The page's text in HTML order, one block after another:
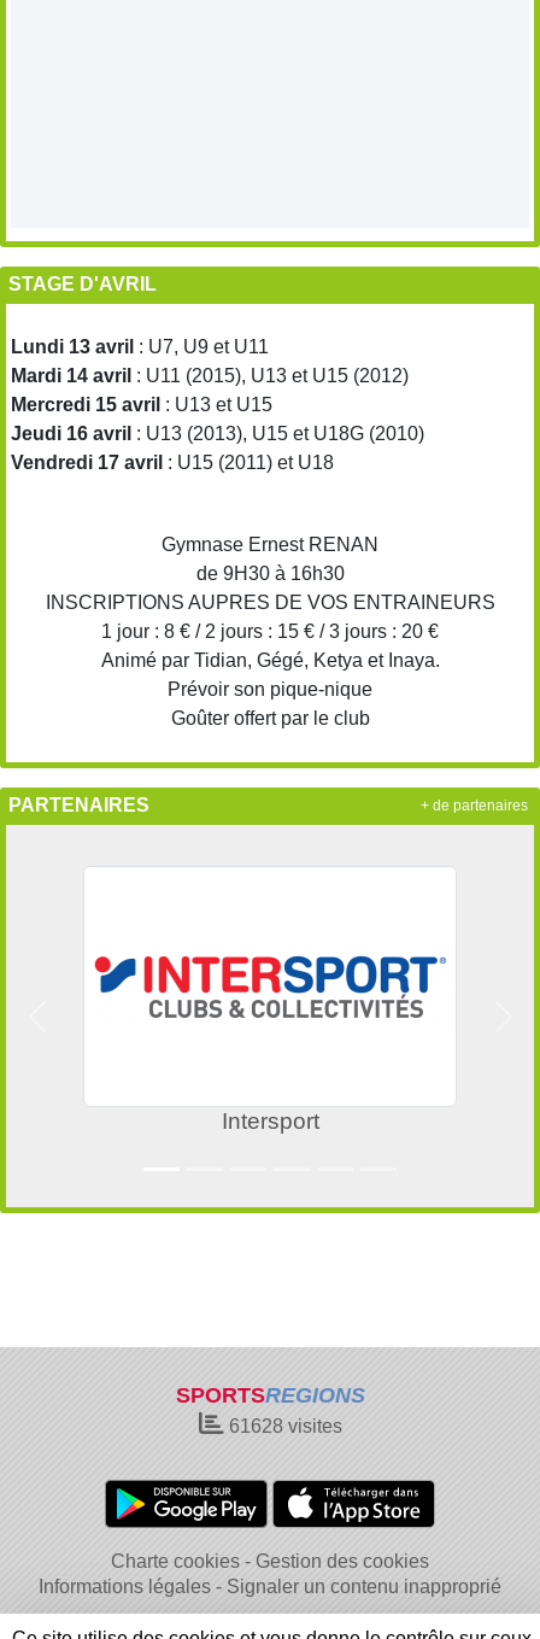
STAGE D'AVRIL
Lundi 13 avril : U7, U9 et U11
Mardi 14 avril : U11 (2015), U13 et U15 (2012)
Mercredi 15 avril : U13 et U15
Jeudi 16 avril : U13 (2013), U15 et U18G (2010)
Vendredi 17 avril : U15 (2011) et U18
Gymnase Ernest RENAN
de 9H30 à 16h30
INSCRIPTIONS AUPRES DE VOS ENTRAINEURS
1 jour : 8 € / 2 jours : 15 € / 3 jours : 20 €
Animé par Tidian, Gégé, Ketya et Inaya.
Prévoir son pique-nique
Goûter offert par le club
PARTENAIRES
Intersport
+ de partenaires
SPORTSREGIONS
61628visites
Charte cookies
Gestion des cookies
Informations légales
Signaler un contenu inapproprié